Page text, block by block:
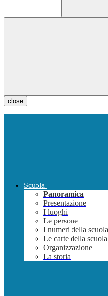
close
Scuola
Panoramica
Presentazione
I luoghi
Le persone
I numeri della scuola
Le carte della scuola
Organizzazione
La storia